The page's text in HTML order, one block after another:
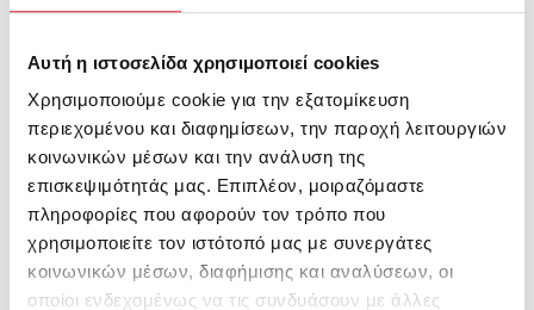
Αυτή η ιστοσελίδα χρησιμοποιεί cookies
Χρησιμοποιούμε cookie για την εξατομίκευση
περιεχομένου και διαφημίσεων, την παροχή λειτουργιών
κοινωνικών μέσων και την ανάλυση της
επισκεψιμότητάς μας. Επιπλέον, μοιραζόμαστε
πληροφορίες που αφορούν τον τρόπο που
χρησιμοποιείτε τον ιστότοπό μας με συνεργάτες
κοινωνικών μέσων, διαφήμισης και αναλύσεων, οι
οποίοι ενδεχομένως να τις συνδυάσουν με άλλες
ToMASTER ECOείναι ένα οικολογικό πλαστικό χρώμα
εξαιρετικής ποιότητας, φιλικό στον χρήστη και το
περιβάλλον καθώς είναι πιστοποιημένο με το
οικολογικόσήμα Ecolabel. Επιπλέον είναι
πιστοποιημένο με τις πιο αυστηρές προδιαγραφές
του διεθνούς αναγνωρισμένου σήματος Indoor Air
Comfort του οργανισμούEurofins,συνεισφέροντας
στην ποιότητα του αέρα και την υγιεινή ατμόσφαιρα